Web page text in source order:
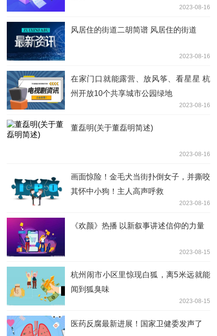
2023-08-16
风居住的街道二胡简谱 风居住的街道
2023-08-16
在家门口就能露营、放风筝、看星星 杭
州开放10个共享城市公园绿地
2023-08-16
董磊明(关于董磊明简述)
2023-08-16
画面惊险！金毛犬当街扑倒女子，并撕咬
其怀中小狗！主人高声呼救
2023-08-16
《欢颜》热播 以新叙事讲述信仰的力量
2023-08-15
杭州闹市小区里惊现白狐，离5米远就能
闻到狐臭味
2023-08-15
医药反腐最新进展！国家卫健委发声了